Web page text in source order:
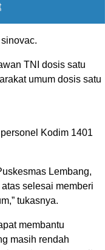
TNI dosis satu
umum dosis satu
Kodim 1401
Lembang,
selesai memberi
tukasnya.
membantu
masih rendah